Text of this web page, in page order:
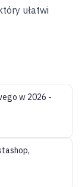
ułatwi
w 2026 -